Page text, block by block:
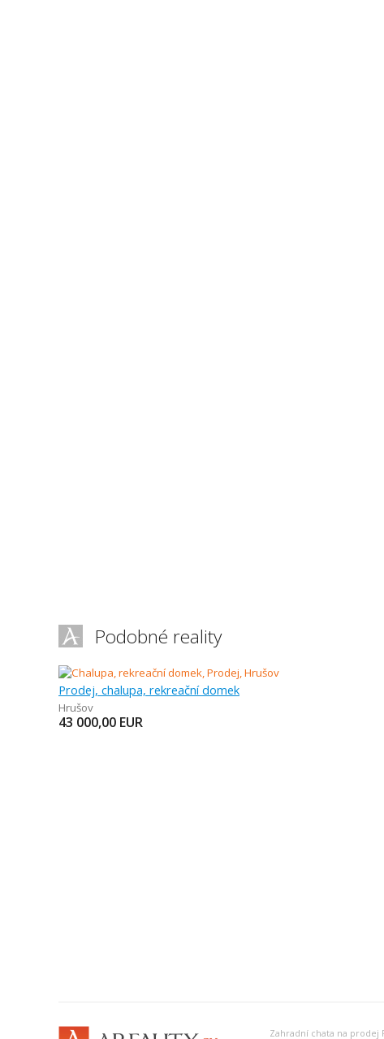
Podobné reality
Prodej, chalupa, rekreační domek
Hrušov
43 000,00 EUR
Zahradní chata na prodej